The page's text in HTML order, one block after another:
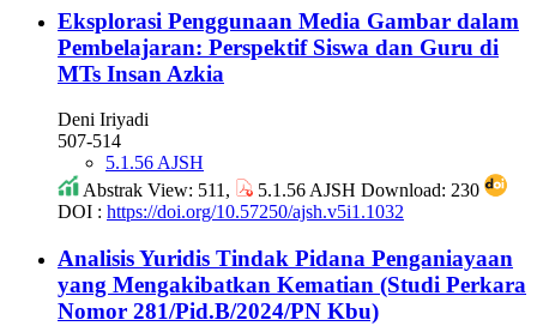
Eksplorasi Penggunaan Media Gambar dalam
Pembelajaran: Perspektif Siswa dan Guru di
MTs Insan Azkia
Deni Iriyadi
507-514
5.1.56 AJSH
Abstrak View: 511,
5.1.56 AJSH Download: 230
DOI : https://doi.org/10.57250/ajsh.v5i1.1032
Analisis Yuridis Tindak Pidana Penganiayaan
yang Mengakibatkan Kematian (Studi Perkara
Nomor 281/Pid.B/2024/PN Kbu)